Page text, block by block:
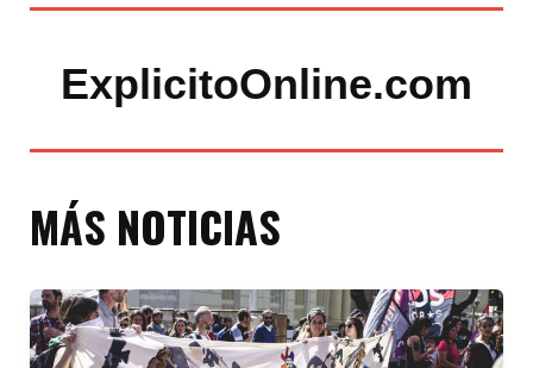
ExplicitoOnline.com
MÁS NOTICIAS